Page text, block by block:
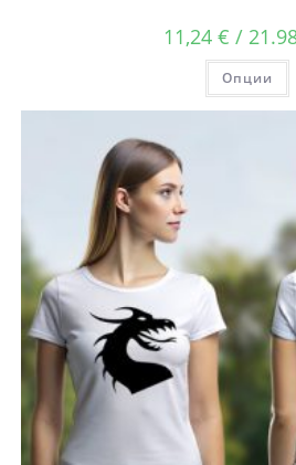
11,24 € /
Опции